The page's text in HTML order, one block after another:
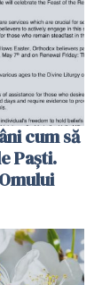
cum să
Paști.